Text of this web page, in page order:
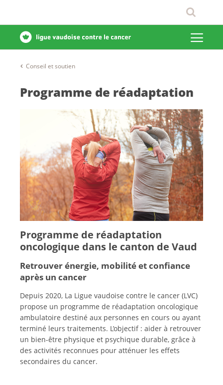
Conseil et soutien
Programme de réadaptation
Programme de réadaptation
oncologique dans le canton de Vaud
Retrouver énergie, mobilité et confiance
après un cancer
Depuis 2020, La Ligue vaudoise contre le cancer (LVC)
propose un programme de réadaptation oncologique
ambulatoire destiné aux personnes en cours ou ayant
terminé leurs traitements. L’objectif : aider à retrouver
un bien-être physique et psychique durable, grâce à
des activités reconnues pour atténuer les effets
secondaires du cancer.